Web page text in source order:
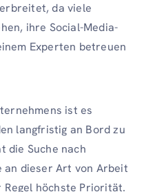
da viele
ihre Social-Media-
Experten betreuen
ist es
langfristig an Bord zu
die Suche nach
dieser Art von Arbeit
höchste Priorität.